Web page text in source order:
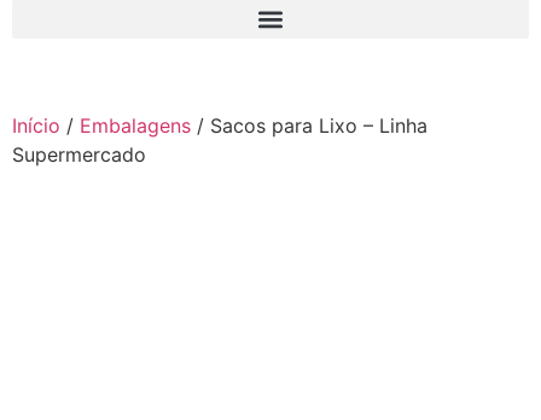
Início / Embalagens / Sacos para Lixo – Linha
Supermercado